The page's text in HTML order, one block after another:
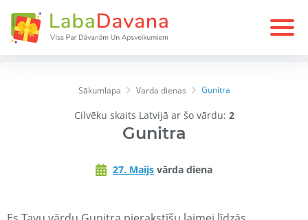
Sākumlapa Varda dienas Gunitra
Cilvēku skaits Latvijā ar šo vārdu: 2
Gunitra
27. Maijs vārda diena